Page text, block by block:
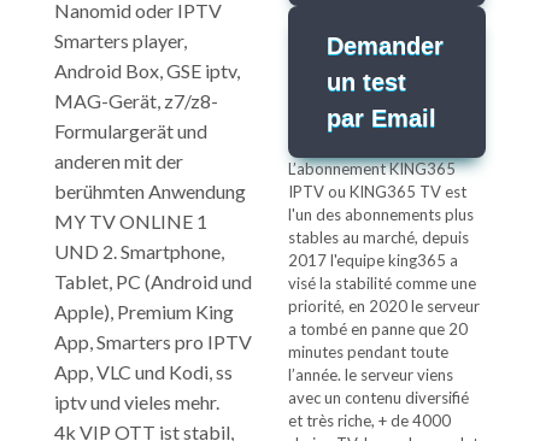
Nanomid oder IPTV
Smarters player,
Android Box, GSE iptv,
MAG-Gerät, z7/z8-
Formulargerät und
anderen mit der
berühmten Anwendung
MY TV ONLINE 1
UND 2. Smartphone,
Tablet, PC (Android und
Apple), Premium King
App, Smarters pro IPTV
App, VLC und Kodi, ss
iptv und vieles mehr.
4k VIP OTT ist stabil,
Demander
un test
par Email
L’abonnement KING365
IPTV ou KING365 TV est
l'un des abonnements plus
stables au marché, depuis
2017 l'equipe king365 a
visé la stabilité comme une
priorité, en 2020 le serveur
a tombé en panne que 20
minutes pendant toute
l’année. le serveur viens
avec un contenu diversifié
et très riche, + de 4000